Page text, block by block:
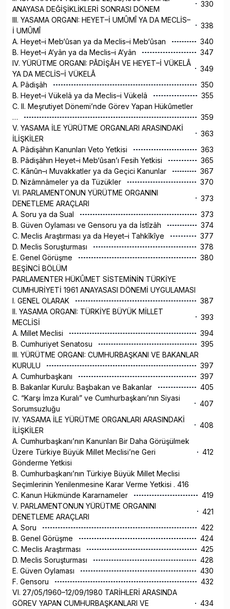
ANAYASA DEĞİŞİKLİKLERİ SONRASI DÖNEM
330
III. YASAMA ORGANI: HEYET–İ UMÛMÎ YA DA MECLİS–
İ UMÛMÎ
338
A. Heyet–i Meb‘ûsan ya da Meclis–i Meb‘ûsan
340
B. Heyet–i A‘yân ya da Meclis–i A‘yân
347
IV. YÜRÜTME ORGANI: PÂDİŞÂH VE HEYET–İ VÜKELÂ
YA DA MECLİS–İ VÜKELÂ
349
A. Pâdişâh
350
B. Heyet–i Vükelâ ya da Meclis–i Vükelâ
355
C. II. Meşrutiyet Dönemi’nde Görev Yapan Hükûmetler
…
359
V. YASAMA İLE YÜRÜTME ORGANLARI ARASINDAKİ
İLİŞKİLER
363
A. Pâdişâhın Kanunları Veto Yetkisi
363
B. Pâdişâhın Heyet–i Meb‘ûsan’ı Fesih Yetkisi
365
C. Kānûn–ı Muvakkatler ya da Geçici Kanunlar
367
D. Nizâmnâmeler ya da Tüzükler
370
VI. PARLAMENTONUN YÜRÜTME ORGANINI
DENETLEME ARAÇLARI
373
A. Soru ya da Sual
373
B. Güven Oylaması ve Gensoru ya da İstîzâh
374
C. Meclis Araştırması ya da Heyet–i Tahkîkîye
377
D. Meclis Soruşturması
378
E. Genel Görüşme
380
BEŞİNCİ BÖLÜM
PARLAMENTER HÜKÛMET SİSTEMİNİN TÜRKİYE
CUMHURİYETİ 1961 ANAYASASI DÖNEMİ UYGULAMASI
I. GENEL OLARAK
387
II. YASAMA ORGANI: TÜRKİYE BÜYÜK MİLLET
MECLİSİ
393
A. Millet Meclisi
394
B. Cumhuriyet Senatosu
395
III. YÜRÜTME ORGANI: CUMHURBAŞKANI VE BAKANLAR
KURULU
397
A. Cumhurbaşkanı
397
B. Bakanlar Kurulu: Başbakan ve Bakanlar
405
C. “Karşı İmza Kuralı” ve Cumhurbaşkanı’nın Siyasi
Sorumsuzluğu
407
IV. YASAMA İLE YÜRÜTME ORGANLARI ARASINDAKİ
İLİŞKİLER
408
A. Cumhurbaşkanı’nın Kanunları Bir Daha Görüşülmek
Üzere Türkiye Büyük Millet Meclisi’ne Geri
Gönderme Yetkisi
412
B. Cumhurbaşkanı’nın Türkiye Büyük Millet Meclisi
Seçimlerinin Yenilenmesine Karar Verme Yetkisi . 416
C. Kanun Hükmünde Kararnameler
419
V. PARLAMENTONUN YÜRÜTME ORGANINI
DENETLEME ARAÇLARI
421
A. Soru
422
B. Genel Görüşme
424
C. Meclis Araştırması
425
D. Meclis Soruşturması
428
E. Güven Oylaması
430
F. Gensoru
432
VI. 27/05/1960–12/09/1980 TARİHLERİ ARASINDA
GÖREV YAPAN CUMHURBAŞKANLARI VE
434